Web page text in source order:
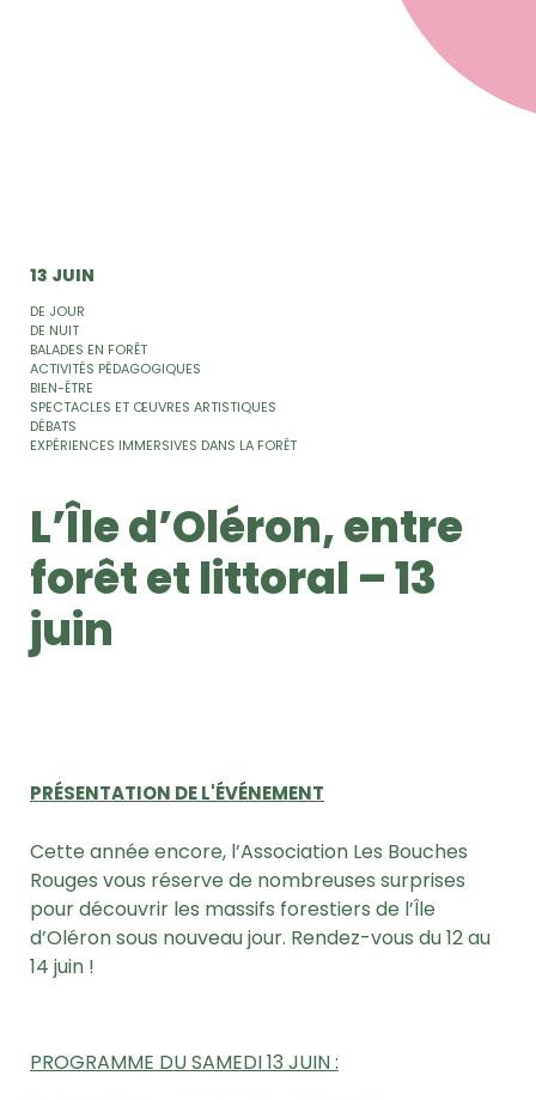
13 JUIN
DE JOUR
DE NUIT
BALADES EN FORÊT
ACTIVITÉS PÉDAGOGIQUES
BIEN-ÊTRE
SPECTACLES ET ŒUVRES ARTISTIQUES
DÉBATS
EXPÉRIENCES IMMERSIVES DANS LA FORÊT
L’Île d’Oléron, entre
forêt et littoral – 13
juin
PRÉSENTATION DE L'ÉVÉNEMENT
Cette année encore, l’Association Les Bouches
Rouges vous réserve de nombreuses surprises
pour découvrir les massifs forestiers de l’Île
d’Oléron sous nouveau jour. Rendez-vous du 12 au
14 juin !
PROGRAMME DU SAMEDI 13 JUIN :